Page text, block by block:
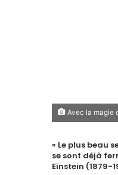
Avec la magie
« Le plus beau
se sont déjà
Einstein (1879-